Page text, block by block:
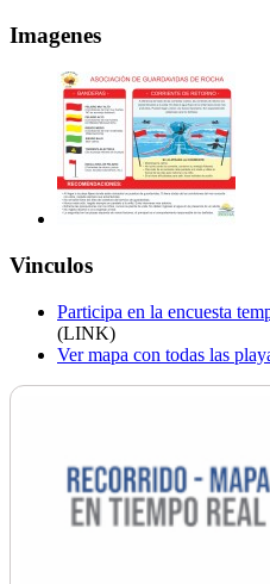
Imagenes
Vinculos
Participa en la encuesta
(LINK)
Ver mapa con todas las